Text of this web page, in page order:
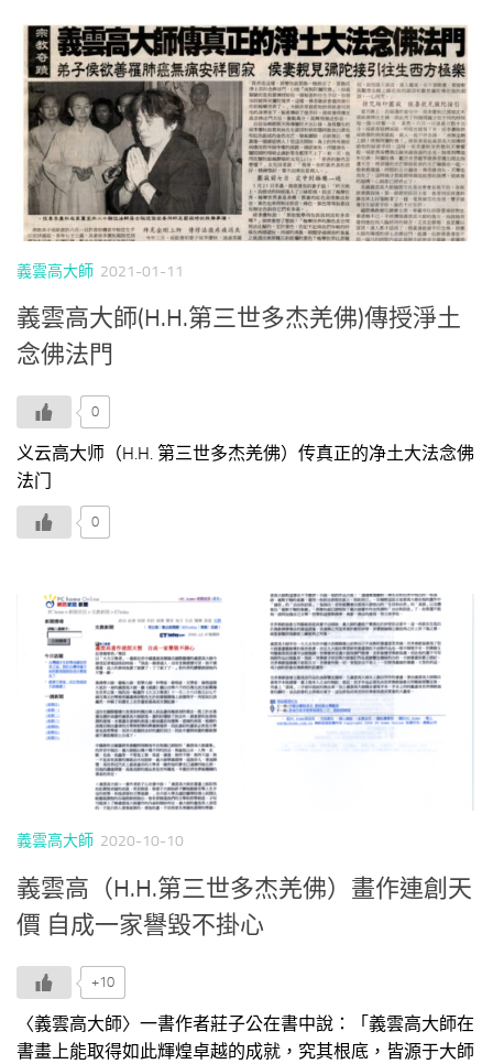
義雲高大師 2021-01-11
義雲高大師(H.H.第三世多杰羌佛)傳授淨土
念佛法門
0
义云高大师（H.H. 第三世多杰羌佛）传真正的净土大法念佛
法门
0
義雲高大師 2020-10-10
義雲高（H.H.第三世多杰羌佛）畫作連創天
價 自成一家譽毀不掛心
+10
〈義雲高大師〉一書作者莊子公在書中說：「義雲高大師在
書畫上能取得如此輝煌卓越的成就，究其根底，皆源于大師